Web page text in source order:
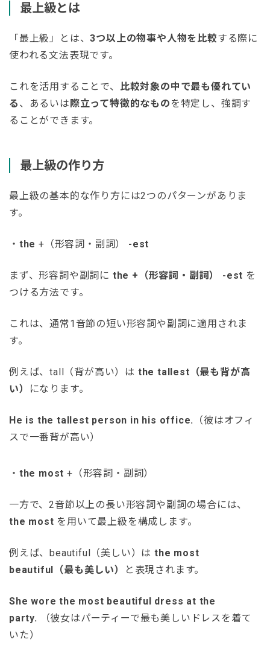
最上級とは
「最上級」とは、3つ以上の物事や人物を比較する際に
使われる文法表現です。
これを活用することで、 比較対象の中で最も優れてい
る 、あるいは 際立って特徴的なもの を特定し、強調す
ることができます。
最上級の作り方
最上級の基本的な作り方には2つのパターンがありま
す。
・ the +（形容詞・副詞） -est
まず、形容詞や副詞に the +（形容詞・副詞） -est を
つける方法です。
これは、通常1音節の短い形容詞や副詞に適用されま
す。
例えば、tall（背が高い）は the tallest（最も背が高
い）
になります。
He is the tallest person in his office.
（彼はオフィ
スで一番背が高い）
・ the most +（形容詞・副詞）
一方で、2音節以上の長い形容詞や副詞の場合には、
the most を用いて最上級を構成します。
例えば、beautiful（美しい）はthe most
beautiful（最も美しい）
と表現されます。
She wore the most beautiful dress at the
party.
（彼女はパーティーで最も美しいドレスを着て
いた）